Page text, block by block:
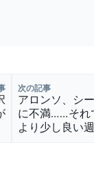
次の記事
アロンソ、シ
に不満……それ
より少し良い